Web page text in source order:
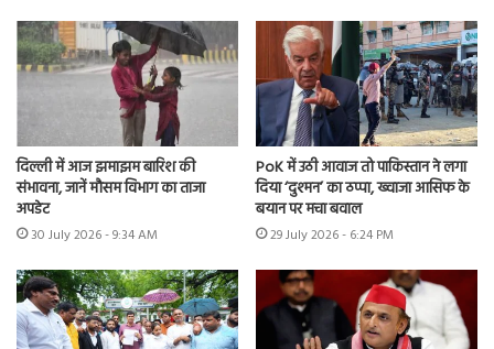
दिल्ली में आज झमाझम बारिश की
संभावना, जानें मौसम विभाग का ताजा
अपडेट
30 July 2026 - 9:34 AM
PoK में उठी आवाज तो पाकिस्तान ने लगा
दिया ‘दुश्मन’ का ठप्पा, ख्वाजा आसिफ के
बयान पर मचा बवाल
29 July 2026 - 6:24 PM